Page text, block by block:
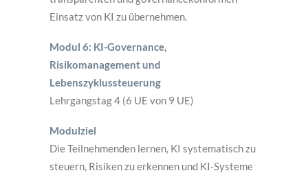
Einsatz von KI zu übernehmen.
Modul 6: KI-Governance,
Risikomanagement und
Lebenszyklussteuerung
Lehrgangstag 4 (6 UE von 9 UE)
Modulziel
Die Teilnehmenden lernen, KI systematisch zu
steuern, Risiken zu erkennen und KI-Systeme